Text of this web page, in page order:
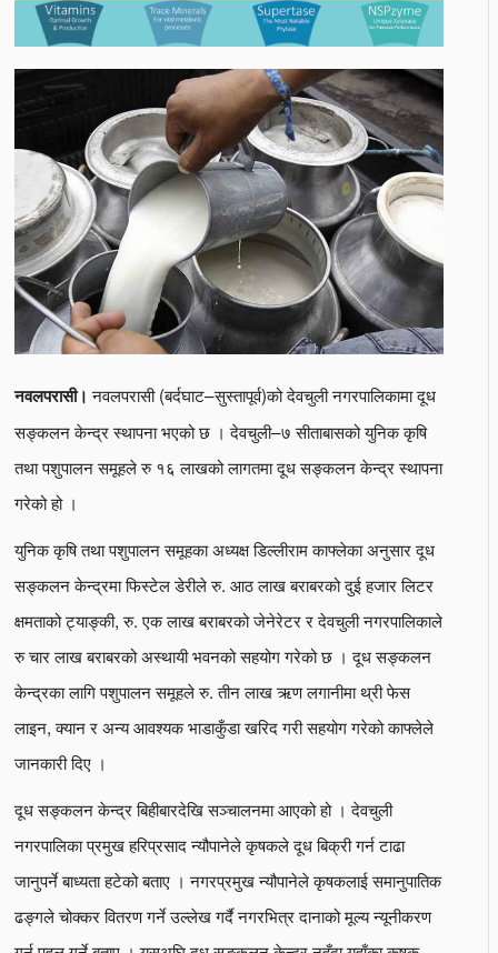
नवलपरासी। नवलपरासी (बर्दघाट–सुस्तापूर्व)को देवचुली नगरपालिकामा दूध
सङ्कलन केन्द्र स्थापना भएको छ । देवचुली–७ सीताबासको युनिक कृषि
तथा पशुपालन समूहले रु १६ लाखको लागतमा दूध सङ्कलन केन्द्र स्थापना
गरेको हो ।
युनिक कृषि तथा पशुपालन समूहका अध्यक्ष डिल्लीराम काफ्लेका अनुसार दूध
सङ्कलन केन्द्रमा फिस्टेल डेरीले रु. आठ लाख बराबरको दुई हजार लिटर
क्षमताको ट्याङ्की, रु. एक लाख बराबरको जेनेरेटर र देवचुली नगरपालिकाले
रु चार लाख बराबरको अस्थायी भवनको सहयोग गरेको छ । दूध सङ्कलन
केन्द्रका लागि पशुपालन समूहले रु. तीन लाख ऋण लगानीमा थ्री फेस
लाइन, क्यान र अन्य आवश्यक भाडाकुँडा खरिद गरी सहयोग गरेको काफ्लेले
जानकारी दिए ।
दूध सङ्कलन केन्द्र बिहीबारदेखि सञ्चालनमा आएको हो । देवचुली
नगरपालिका प्रमुख हरिप्रसाद न्यौपानेले कृषकले दूध बिक्री गर्न टाढा
जानुपर्ने बाध्यता हटेको बताए । नगरप्रमुख न्यौपानेले कृषकलाई समानुपातिक
ढङ्गले चोक्कर वितरण गर्ने उल्लेख गर्दै नगरभित्र दानाको मूल्य न्यूनीकरण